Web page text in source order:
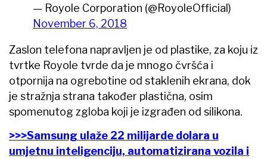
— Royole Corporation (@RoyoleOfficial)
November 6, 2018
Zaslon telefona napravljen je od plastike, za koju iz
tvrtke Royole tvrde da je mnogo čvršća i
otpornija na ogrebotine od staklenih ekrana, dok
je stražnja strana također plastična, osim
spomenutog zgloba koji je izgrađen od silikona.
>>>Samsung ulaže 22 milijarde dolara u
umjetnu inteligenciju, automatizirana vozila i